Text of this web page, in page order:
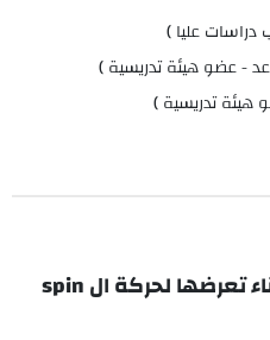
دراسات عليا )
- عضو هيئة تدريسية )
تدريسية )
تصميم نظام تحكم بطائرة أثناء تعرضها لحركة ال spin